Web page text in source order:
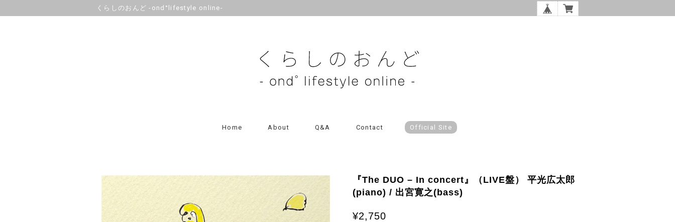
くらしのおんど -ond°lifestyle online-
Home About Q&A Contact Official Site
『The DUO – In concert』（LIVE盤） 平光広太郎
(piano) / 出宮寛之(bass)
¥2,750